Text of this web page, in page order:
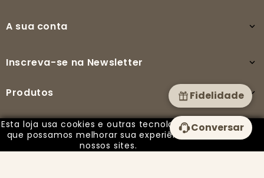
A sua conta 
Inscreva-se na Newsletter 
Produtos 
A nossa empresa 
Esta loja usa cookies e outras tecnologias para
que possamos melhorar sua experiência em
nossos sites.
Conversar
Fidelidade